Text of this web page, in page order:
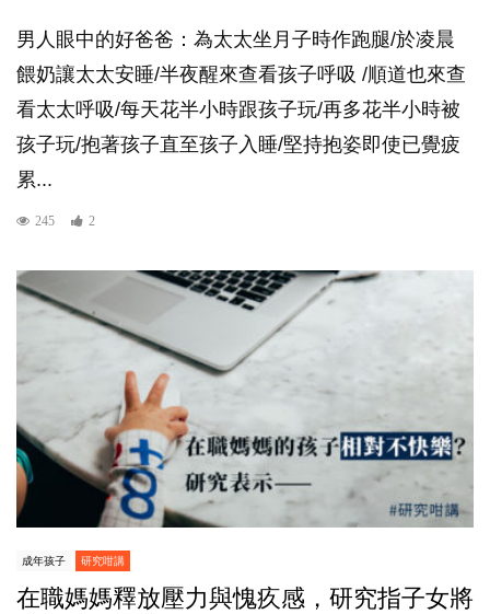
男人眼中的好爸爸：為太太坐月子時作跑腿/於凌晨
餵奶讓太太安睡/半夜醒來查看孩子呼吸 /順道也來查
看太太呼吸/每天花半小時跟孩子玩/再多花半小時被
孩子玩/抱著孩子直至孩子入睡/堅持抱姿即使已覺疲
累...
245 2
成年孩子 研究咁講
在職媽媽釋放壓力與愧疚感，研究指子女將